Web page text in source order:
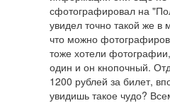
сфотографировал на
увидел точно такой же в
что можно
тоже хотели
один и он кнопочный.
1200 рублей за билет,
увидишь такое чудо?